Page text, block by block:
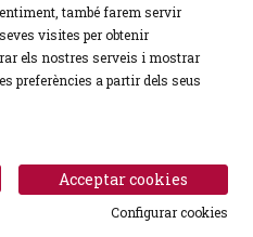
de Privacitat
|
també farem servir
visites per obtenir
els nostres serveis i mostrar
preferències a partir dels seus
Acceptar cookies
Configurar cookies